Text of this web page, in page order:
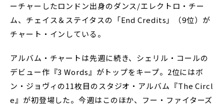
ーチャーしたロンドン出身のダンス/エレクトロ・チー
ム、チェイス＆ステイタスの「End Credits」（9位）が
チャート・インしている。
アルバム・チャートは先週に続き、シェリル・コールの
デビュー作『3 Words』がトップをキープ。2位にはボ
ン・ジョヴィの11枚目のスタジオ・アルバム『The Circl
e』が初登場した。今週はこのほか、フー・ファイターズ